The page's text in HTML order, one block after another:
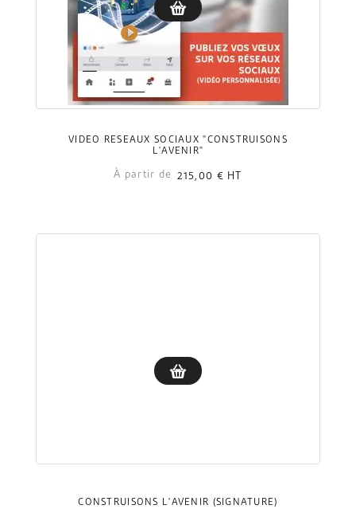
VIDÉO RÉSEAUX SOCIAUX "CONSTRUISONS
L'AVENIR"
À partir de 215,00 € HT
CONSTRUISONS L'AVENIR (SIGNATURE)